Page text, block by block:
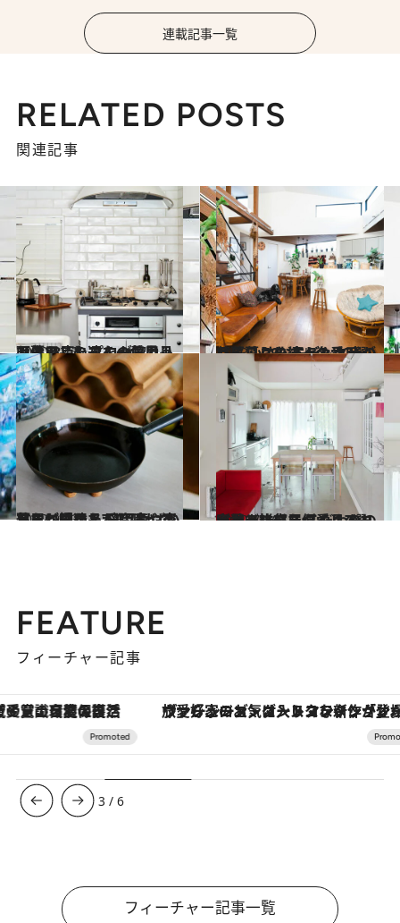
連載記事一覧
RELATED POSTS
関連記事
2020.12.3
【暮らしの達人の愛用品画像28点】プロが惚れ込む日用品たちを一気見！
ライフスタイル 2023.1.29
【暮らしの達人の愛用品】 小さな子どもと犬のいる暮らし エディターが共に日々を紡ぐ名品7選
ライフスタイル
2022.9.23
暮らしの達人が吟味して部屋に招いた 日用品や家具など愛用品7選 “育つ楽しみが味わえる”品々ばかり
ライフスタイル 2022.7.26
インテリアスタイリストが選び抜いた こだわりの家具と雑貨、偏愛品7選 心地よい部屋づくりのコツも
ライフスタイル
FEATURE
フィーチャー記事
ヴァシュロン・コンスタンタン「オーヴァーシーズ・オートマティック」。旅愛好家のお気に入りコレクションから、ジェンダーレスな新作が登場 【夏限定ディナーコース】旬を
3 /6
フィーチャー記事一覧